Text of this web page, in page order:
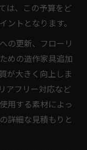
は、この予算をど
ントとなります。
の更新、フローリ
めの造作家具追加
が大きく向上しま
アフリー対応など
用する素材によっ
詳細な見積もりと